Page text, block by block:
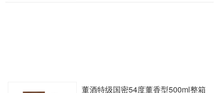
董酒特级国密54度董香型500ml整箱